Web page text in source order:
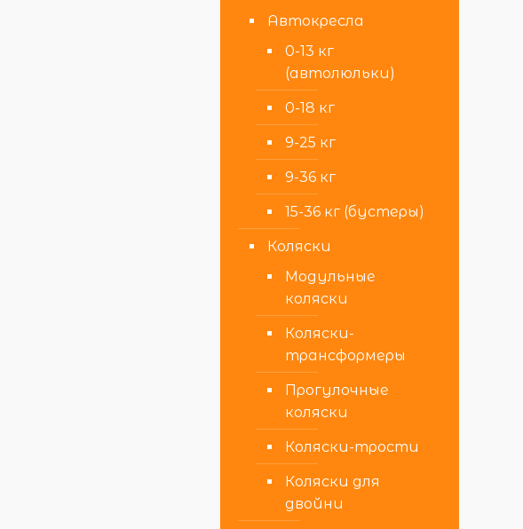
Автокресла
0-13 кг
(автолюльки)
0-18 кг
9-25 кг
9-36 кг
15-36 кг (бустеры)
Коляски
Модульные
коляски
Коляски-
трансформеры
Прогулочные
коляски
Коляски-трости
Коляски для
двойни